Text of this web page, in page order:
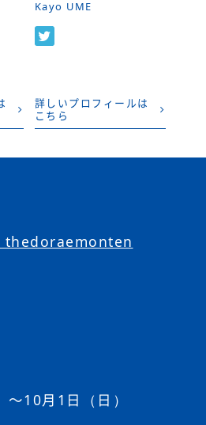
Kayo UME
詳しいプロフィールは
こちら
thedoraemonten
10月1日（日）